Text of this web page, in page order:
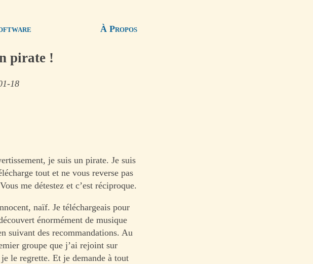
À Propos
pirate !
18
je suis un pirate. Je suis
tout et ne vous reverse pas
me détestez et c’est réciproque.
naïf. Je téléchargeais pour
énormément de musique
suivant des recommandations. Au
groupe que j’ai rejoint sur
le regrette. Et je demande à tout